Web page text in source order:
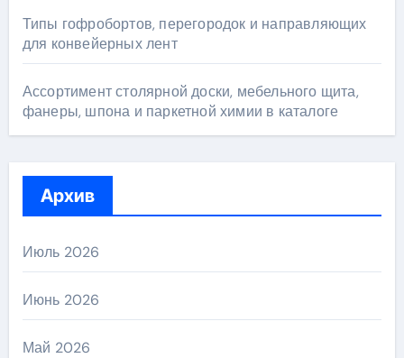
Типы гофробортов, перегородок и направляющих
для конвейерных лент
Ассортимент столярной доски, мебельного щита,
фанеры, шпона и паркетной химии в каталоге
Архив
Июль 2026
Июнь 2026
Май 2026